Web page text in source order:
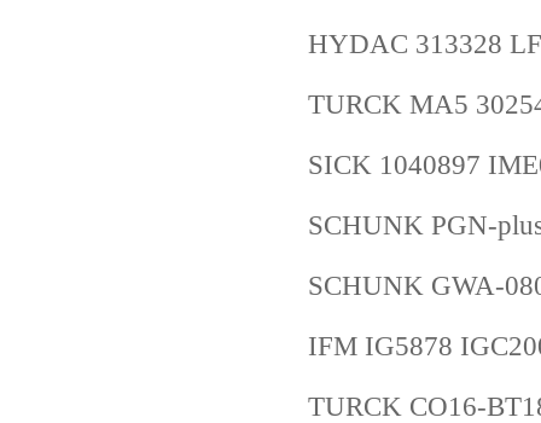
HYDAC 313328
TURCK MA5
SICK 1040897
SCHUNK PGN-
SCHUNK GWA-
IFM IG5878
TURCK CO16-